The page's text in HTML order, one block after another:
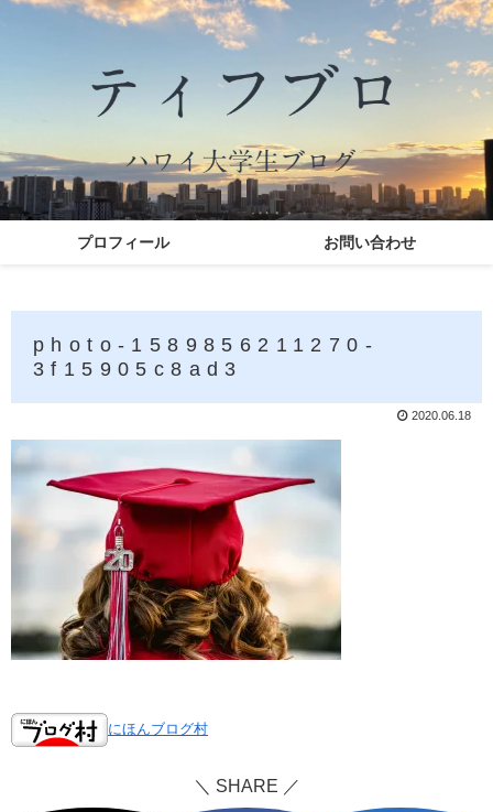
プロフィール お問い合わせ
photo-1589856211270-
3f15905c8ad3
2020.06.18
にほんブログ村
＼ SHARE ／